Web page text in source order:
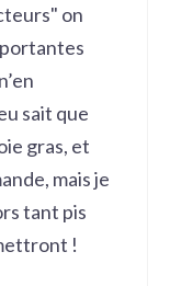
on
sait que
gras, et
mais je
tant pis
!